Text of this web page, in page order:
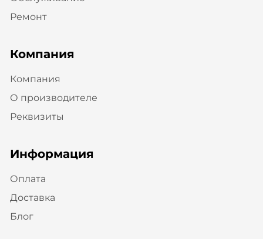
Ремонт
Компания
Компания
О производителе
Реквизиты
Информация
Оплата
Доставка
Блог